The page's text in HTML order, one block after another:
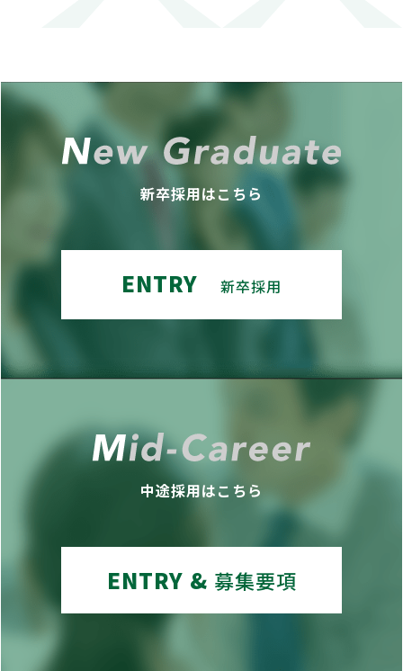
新卒採用はこちら
ENTRY 新卒採用
中途採用はこちら
ENTRY & 募集要項